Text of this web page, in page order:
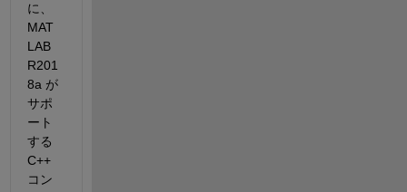
に、
MAT
LAB
R201
8a が
サポ
ート
する
C++
コン